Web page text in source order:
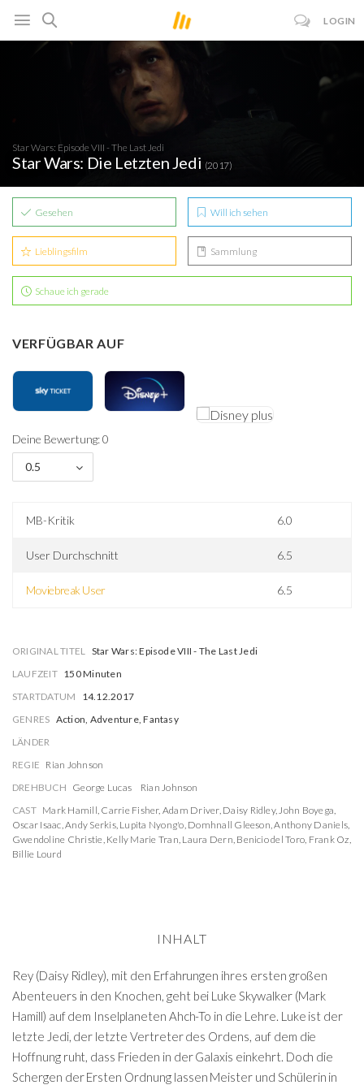
LOGIN
Star Wars: Episode VIII - The Last Jedi
Star Wars: Die Letzten Jedi (2017)
Gesehen Will ich sehen
Lieblingsfilm Sammlung
Schaue ich gerade
VERFÜGBAR AUF
Deine Bewertung: 0
0.5
MB-Kritik 6.0
User Durchschnitt 6.5
Moviebreak User 6.5
ORIGINAL TITEL Star Wars: Episode VIII - The Last Jedi
LAUFZEIT 150 Minuten
STARTDATUM
14.12.2017
GENRES Action, Adventure, Fantasy
LÄNDER
REGIE Rian Johnson
DREHBUCH George Lucas
Rian Johnson
CAST Mark Hamill, Carrie Fisher, Adam Driver, Daisy Ridley,John Boyega,
Oscar Isaac,Andy Serkis, Lupita Nyong'o, Domhnall Gleeson,Anthony Daniels,
Gwendoline Christie, Kelly Marie Tran, Laura Dern, Benicio del Toro, Frank Oz,
Billie Lourd
INHALT
Rey (Daisy Ridley), mit den Erfahrungen ihres ersten großen
Abenteuers in den Knochen, geht bei Luke Skywalker (Mark
Hamill) auf dem Inselplaneten Ahch-To in die Lehre. Luke ist der
letzte Jedi, der letzte Vertreter des Ordens, auf dem die
Hoffnung ruht, dass Frieden in der Galaxis einkehrt. Doch die
Schergen der Ersten Ordnung lassen Meister und Schülerin in